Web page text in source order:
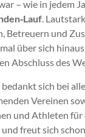
– wie in jedem
.
Betreuern und
über sich
Abschluss des
sich bei
Vereinen
und Athleten für
freut sich